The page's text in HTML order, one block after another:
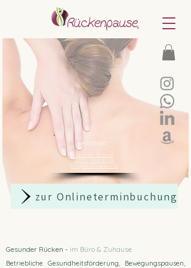
Kontakt:
040 - 30 72 26 29
0172 - 589 32 69
info@rueckenpause.de
zur Onlineterminbuchung
Gesunder Rücken - im Büro & Zuhause
Betriebliche Gesundheitsförderung, Bewegungspausen,